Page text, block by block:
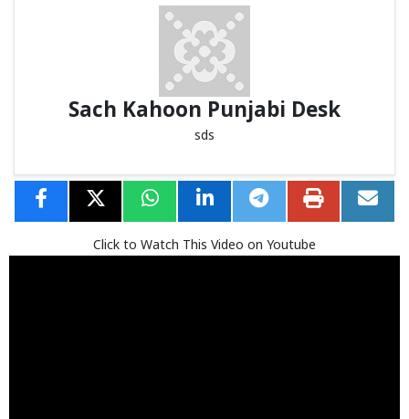
Sach Kahoon Punjabi Desk
sds
Click to Watch This Video on Youtube